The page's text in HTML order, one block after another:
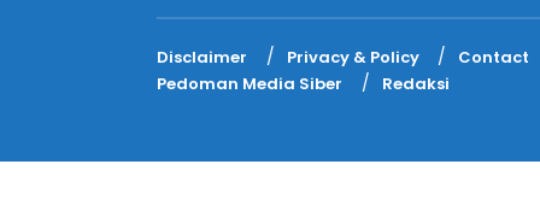
Disclaimer Privacy & Policy
Contact
Pedoman Media Siber
Redaksi